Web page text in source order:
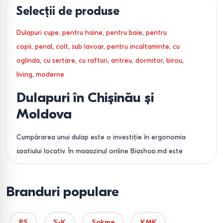
Selecții de produse
Dulapuri cupe, pentru haine, pentru baie, pentru
copii, penal, colt, sub lavoar, pentru incaltaminte, cu
oglinda, cu sertare, cu rafturi, antreu, dormitor, birou,
living, moderne
Dulapuri în Chișinău și
Moldova
Cumpărarea unui dulap este o investiție în ergonomia
spațiului locativ. În magazinul online Bigshop.md este
prezentat un sortiment variat de mobilier de corp,
livrare în toate regiunile republicii.
Tipuri de dulapuri și utilizarea
Branduri populare